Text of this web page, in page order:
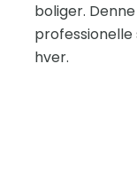
boliger.
professionelle
hver.